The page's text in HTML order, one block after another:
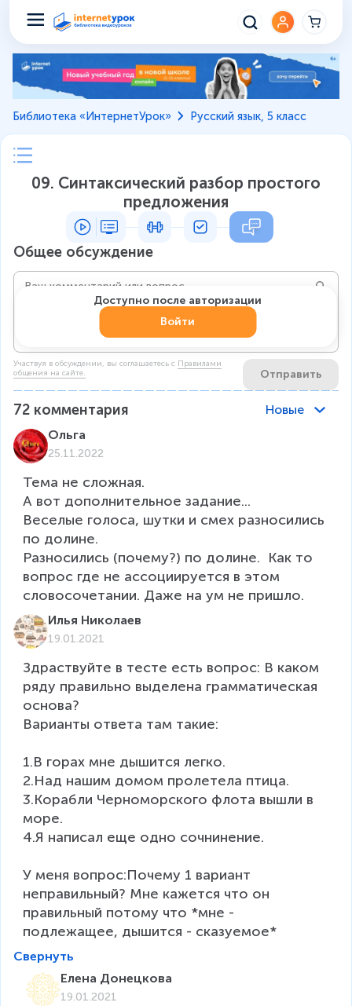
Библиотека «ИнтернетУрок» Русский язык, 5 класс
09. Синтаксический разбор простого
предложения
Общее обсуждение
Участвуя в обсуждении, вы соглашаетесь c Правилами
общения на сайте.
Отправить
Доступно после авторизации
Войти
72 комментария
Новые
Ольга
25.11.2022
Тема не сложная.
А вот дополнительное задание...
Веселые голоса, шутки и смех разносились
по долине.
Разносились (почему?) по долине.  Как то
вопрос где не ассоциируется в этом
словосочетании. Даже на ум не пришло.
Илья Николаев
19.01.2021
Здраствуйте в тесте есть вопрос: В каком
ряду правильно выделена грамматическая
основа?
Варианты ответа там такие:
1.В горах мне дышится легко.
2.Над нашим домом пролетела птица.
3.Корабли Черноморского флота вышли в
море.
4.Я написал еще одно сочнинение.
У меня вопрос:Почему 1 вариант
неправильный? Мне кажется что он
правильный потому что *мне -
подлежащее, дышится - сказуемое*
Свернуть
Елена Донецкова
19.01.2021